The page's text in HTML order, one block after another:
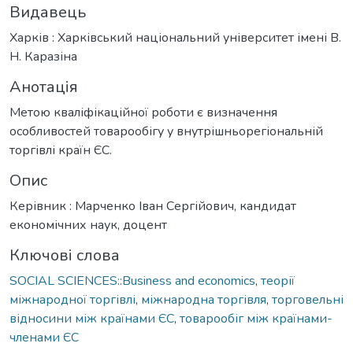
Видавець
Харків : Харківський національний університет імені В.
Н. Каразіна
Анотація
Метою кваліфікаційної роботи є визначення
особливостей товарообігу у внутрішньорегіональній
торгівлі країн ЄС.
Опис
Керівник : Марченко Іван Сергійович, кандидат
економічних наук, доцент
Ключові слова
SOCIAL SCIENCES::Business and economics, теорії
міжнародної торгівлі, міжнародна торгівля, торговельні
відносини між країнами ЄС, товарообіг між країнами-
членами ЄС